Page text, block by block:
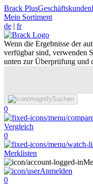
Brack PlusGeschäftskunden
Mein Sortiment
de | fr
Wenn die Ergebnisse der
verfügbar sind, verwenden
unten zur Überprüfung und
Suchen
0
Vergleich
0
Merklisten
Anmelden
0